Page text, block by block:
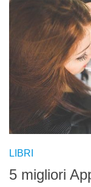
LIBRI
5 migliori